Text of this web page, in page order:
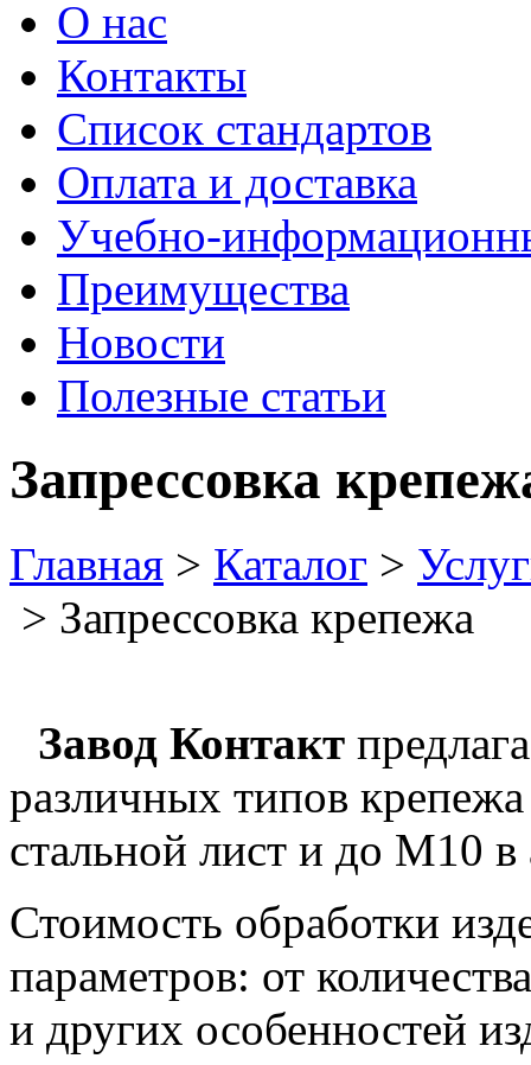
О нас
Контакты
Список стандартов
Оплата и доставка
Учебно-
Преимущества
Новости
Полезные статьи
Запрессовка
Главная > Каталог >
> Запрессовка крепежа
Завод Контакт
различных типов
стальной лист и до М10
Стоимость обработки
параметров: от
и других особенностей